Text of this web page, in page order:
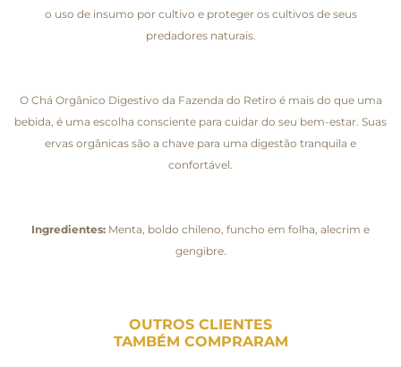
o uso de insumo por cultivo e proteger os cultivos de seus
predadores naturais.
O Chá Orgânico Digestivo da Fazenda do Retiro é mais do que uma
bebida, é uma escolha consciente para cuidar do seu bem-estar. Suas
ervas orgânicas são a chave para uma digestão tranquila e
confortável.
Ingredientes: Menta, boldo chileno, funcho em folha, alecrim e
gengibre.
OUTROS CLIENTES
TAMBÉM COMPRARAM